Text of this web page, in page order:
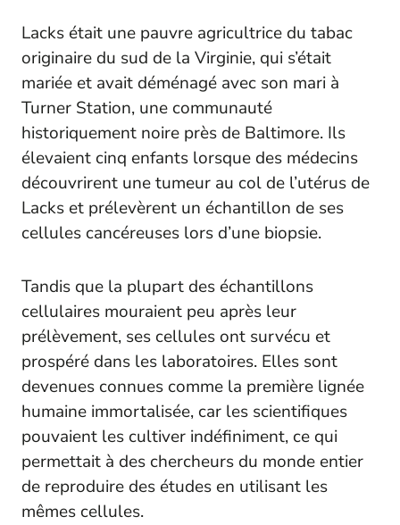
Lacks était une pauvre agricultrice du tabac
originaire du sud de la Virginie, qui s’était
mariée et avait déménagé avec son mari à
Turner Station, une communauté
historiquement noire près de Baltimore. Ils
élevaient cinq enfants lorsque des médecins
découvrirent une tumeur au col de l’utérus de
Lacks et prélevèrent un échantillon de ses
cellules cancéreuses lors d’une biopsie.
Tandis que la plupart des échantillons
cellulaires mouraient peu après leur
prélèvement, ses cellules ont survécu et
prospéré dans les laboratoires. Elles sont
devenues connues comme la première lignée
humaine immortalisée, car les scientifiques
pouvaient les cultiver indéfiniment, ce qui
permettait à des chercheurs du monde entier
de reproduire des études en utilisant les
mêmes cellules.